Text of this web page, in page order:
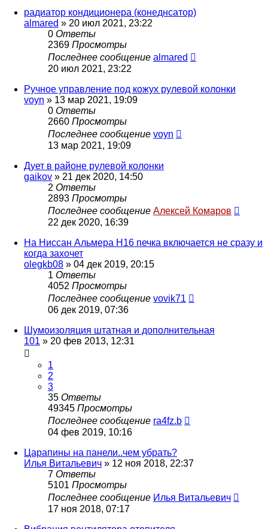
радиатор кондиционера (конеднсатор)
almared » 20 июл 2021, 23:22
0 Ответы
2369 Просмотры
Последнее сообщение almared
20 июл 2021, 23:22
Ручное управление под кожух рулевой колонки
voyn » 13 мар 2021, 19:09
0 Ответы
2660 Просмотры
Последнее сообщение voyn
13 мар 2021, 19:09
Дует в районе рулевой колонки
gaikov » 21 дек 2020, 14:50
2 Ответы
2893 Просмотры
Последнее сообщение Алексей Комаров
22 дек 2020, 16:39
На Ниссан Альмера Н16 печка включается не сразу и
когда захочет
olegkb08 » 04 дек 2019, 20:15
1 Ответы
4052 Просмотры
Последнее сообщение vovik71
06 дек 2019, 07:36
Шумоизоляция штатная и дополнительная
101 » 20 фев 2013, 12:31
1
2
3
35 Ответы
49345 Просмотры
Последнее сообщение ra4fz.b
04 фев 2019, 10:16
Царапины на панели..чем убрать?
Илья Витальевич » 12 ноя 2018, 22:37
7 Ответы
5101 Просмотры
Последнее сообщение Илья Витальевич
17 ноя 2018, 07:17